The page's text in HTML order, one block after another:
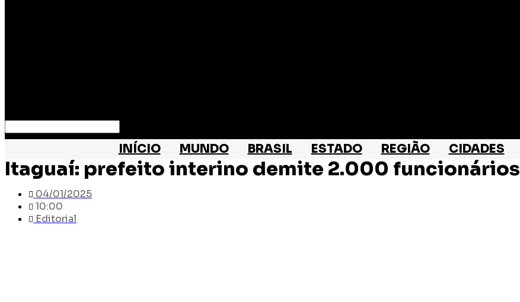
INÍCIO MUNDO BRASIL ESTADO REGIÃO CIDADES
Itaguaí: prefeito interino demite 2.000 funcionários
04/01/2025
10:00
Editorial